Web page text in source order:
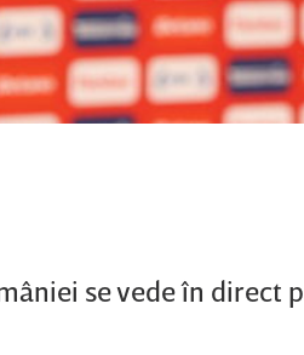
se vede în direct